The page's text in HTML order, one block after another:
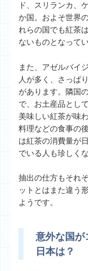
ド、スリランカ、
か国。およそ世界
れらの国でも紅茶
ないものとなってい
また、アゼルバイ
人が多く、さっぱ
があります。隣国
で、お土産品とし
美味しい紅茶が味
料理などの食事の
は紅茶の消費量が
でいる人も珍しく
抽出の仕方もそれ
ットとはまた違う
ようです。
意外な国が
日本は？